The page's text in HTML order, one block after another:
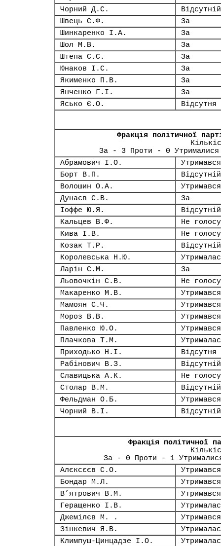
Чорний Д.С.
Відсутній
Швець С.Ф.
За
Шинкаренко І.А.
За
Шол М.В.
За
Штепа С.С.
За
Юнаков І.С.
За
Якименко П.В.
За
Янченко Г.І.
За
Ясько Є.О.
Відсутня
Фракція політичної
За - 3 Проти - 0
Абрамович І.О.
Утримався
Борт В.П.
Відсутній
Волошин О.А.
Утримався
Дунаєв С.В.
За
Іоффе Ю.Я.
Відсутній
Кальцев В.Ф.
Не
Кива І.В.
Не
Козак Т.Р.
Відсутній
Королевська Н.Ю.
Ларін С.М.
За
Льовочкін С.В.
Не
Макаренко М.В.
Утримався
Мамоян С.Ч.
Утримався
Мороз В.В.
Утримався
Павленко Ю.О.
Утримався
Плачкова Т.М.
Приходько Н.І.
Відсутня
Рабінович В.З.
Відсутній
Славицька А.К.
Не
Столар В.М.
Відсутній
Фельдман О.Б.
Утримався
Чорний В.І.
Відсутній
Фракція політичної
За - 0 Проти - 1
Алєксєєв С.О.
Утримався
Бондар М.Л.
Утримався
В’ятрович В.М.
Утримався
Геращенко І.В.
Джемілєв М. .
Утримався
Зінкевич Я.В.
Климпуш-Цинцадзе І.О.